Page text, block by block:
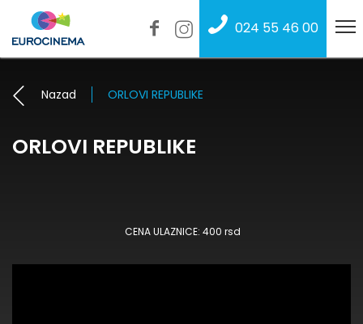
024 55 46 00
Nazad ORLOVI REPUBLIKE
ORLOVI REPUBLIKE
CENA ULAZNICE: 400 rsd